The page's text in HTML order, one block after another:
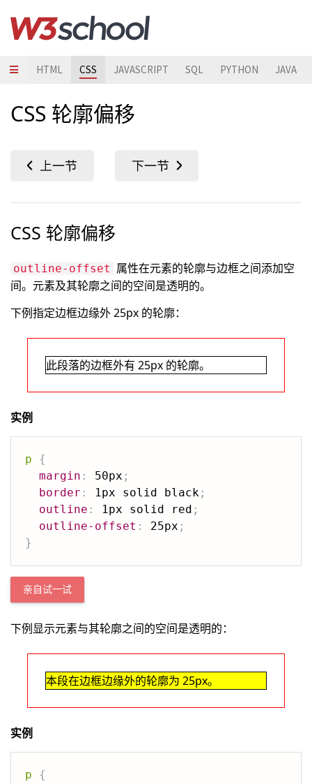
HTML CSS JAVASCRIPT SQL PYTHON JAVA
CSS 轮廓偏移
CSS 轮廓偏移
outline-offset 属性在元素的轮廓与边框之间添加空
间。元素及其轮廓之间的空间是透明的。
下例指定边框边缘外 25px 的轮廓：
此段落的边框外有 25px 的轮廓。
实例
p
{
margin : 50px ;
border : 1px solid black ;
outline : 1px solid red ;
outline-offset : 25px ;
}
亲自试一试
下例显示元素与其轮廓之间的空间是透明的：
本段在边框边缘外的轮廓为 25px。
实例
p
{